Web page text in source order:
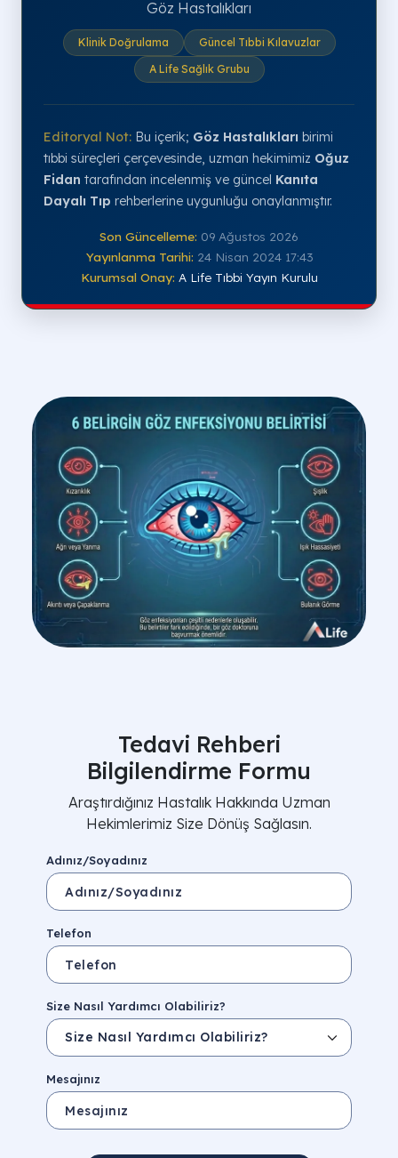
Göz Hastalıkları
Klinik Doğrulama
Güncel Tıbbi Kılavuzlar
A Life Sağlık Grubu
Editoryal Not: Bu içerik; Göz Hastalıkları birimi
tıbbi süreçleri çerçevesinde, uzman hekimimiz Oğuz
Fidan tarafından incelenmiş ve güncel Kanıta
Dayalı Tıp rehberlerine uygunluğu onaylanmıştır.
Son Güncelleme: 09 Ağustos 2026
Yayınlanma Tarihi: 24 Nisan 2024 17:43
Kurumsal Onay: A Life Tıbbi Yayın Kurulu
Tedavi Rehberi
Bilgilendirme Formu
Araştırdığınız Hastalık Hakkında Uzman
Hekimlerimiz Size Dönüş Sağlasın.
Adınız/Soyadınız
Telefon
Size Nasıl Yardımcı Olabiliriz?
Mesajınız